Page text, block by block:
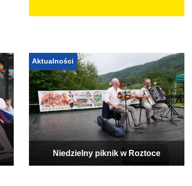
Aktualności
Niedzielny piknik w Roztoce